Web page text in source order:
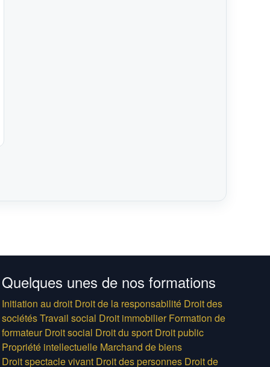
Quelques unes de nos formations
Initiation au droit Droit de la responsabilité Droit des
sociétésTravail social Droit immobilier Formation de
formateur Droit social Droit du sport Droit public
Propriété intellectuelle Marchand de biens
Droit spectacle vivant Droit des personnes Droit de